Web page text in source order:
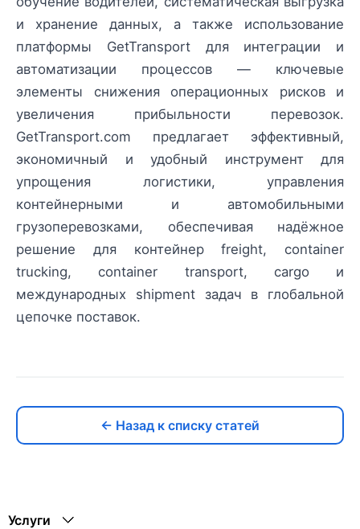
и хранение данных, а также использование
платформы GetTransport для интеграции и
автоматизации процессов — ключевые
элементы снижения операционных рисков и
увеличения прибыльности перевозок.
GetTransport.com предлагает эффективный,
экономичный и удобный инструмент для
упрощения логистики, управления
контейнерными и автомобильными
грузоперевозками, обеспечивая надёжное
решение для контейнер freight, container
trucking, container transport, cargo и
международных shipment задач в глобальной
цепочке поставок.
← Назад к списку статей
Услуги